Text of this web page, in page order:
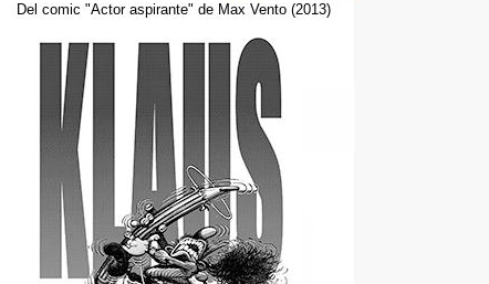
Del comic "Actor aspirante" de Max Vento (2013)